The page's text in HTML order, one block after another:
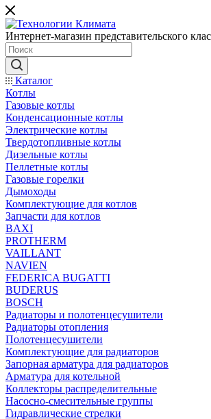
Интернет-магазин представительского
Каталог
Котлы
Газовые котлы
Конденсационные котлы
Электрические котлы
Твердотопливные котлы
Дизельные котлы
Пеллетные котлы
Газовые горелки
Дымоходы
Комплектующие для котлов
Запчасти для котлов
BAXI
PROTHERM
VAILLANT
NAVIEN
FEDERICA BUGATTI
BUDERUS
BOSCH
Радиаторы и полотенцесушители
Радиаторы отопления
Полотенцесушители
Комплектующие для радиаторов
Запорная арматура для радиаторов
Арматура для котельной
Коллекторы распределительные
Насосно-смесительные группы
Гидравлические стрелки